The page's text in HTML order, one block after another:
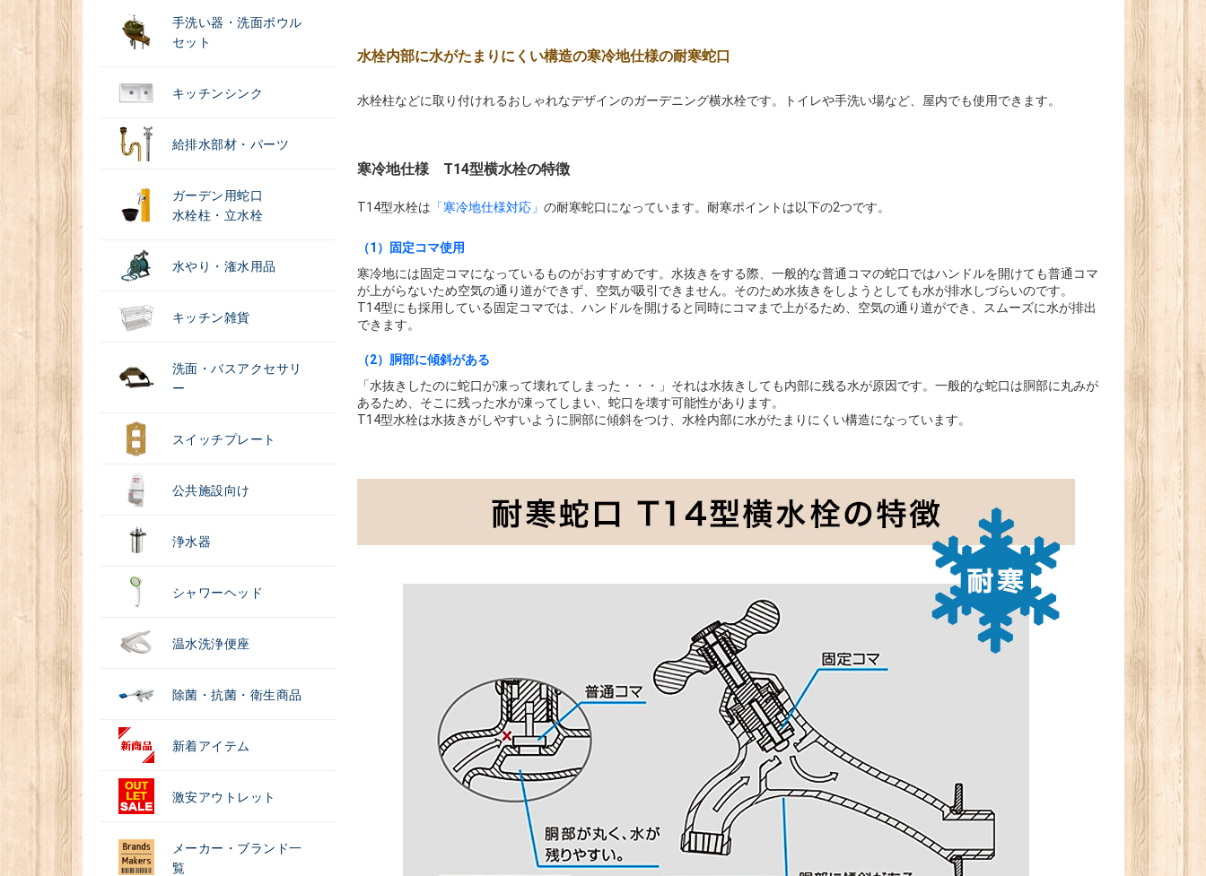
手洗い器・洗面ボウル
セット
キッチンシンク
給排水部材・パーツ
ガーデン用蛇口
水栓柱・立水栓
水やり・潅水用品
キッチン雑貨
洗面・バスアクセサリ
ー
スイッチプレート
公共施設向け
浄水器
シャワーヘッド
温水洗浄便座
除菌・抗菌・衛生商品
新着アイテム
激安アウトレット
メーカー・ブランド一
覧
水栓内部に水がたまりにくい構造の寒冷地仕様の耐寒蛇口
水栓柱などに取り付けれるおしゃれなデザインのガーデニング横水栓です。トイレや手洗い場など、屋内でも使用できます。
寒冷地仕様 T14型横水栓の特徴
T14型水栓は 「寒冷地仕様対応」 の耐寒蛇口になっています。耐寒ポイントは以下の2つです。
（1）固定コマ使用
寒冷地には固定コマになっているものがおすすめです。水抜きをする際、一般的な普通コマの蛇口ではハンドルを開けても普通コマ
が上がらないため空気の通り道ができず、空気が吸引できません。そのため水抜きをしようとしても水が排水しづらいのです。
T14型にも採用している固定コマでは、ハンドルを開けると同時にコマまで上がるため、空気の通り道ができ、スムーズに水が排出
できます。
（2）胴部に傾斜がある
「水抜きしたのに蛇口が凍って壊れてしまった・・・」それは水抜きしても内部に残る水が原因です。一般的な蛇口は胴部に丸みが
あるため、そこに残った水が凍ってしまい、蛇口を壊す可能性があります。
T14型水栓は水抜きがしやすいように胴部に傾斜をつけ、水栓内部に水がたまりにくい構造になっています。